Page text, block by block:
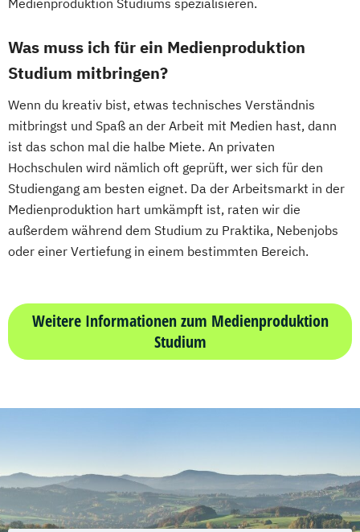
Medienproduktion Studiums spezialisieren.
Was muss ich für ein Medienproduktion
Studium mitbringen?
Wenn du kreativ bist, etwas technisches Verständnis
mitbringst und Spaß an der Arbeit mit Medien hast, dann
ist das schon mal die halbe Miete. An privaten
Hochschulen wird nämlich oft geprüft, wer sich für den
Studiengang am besten eignet. Da der Arbeitsmarkt in der
Medienproduktion hart umkämpft ist, raten wir die
außerdem während dem Studium zu Praktika, Nebenjobs
oder einer Vertiefung in einem bestimmten Bereich.
Weitere Informationen zum Medienproduktion
Studium